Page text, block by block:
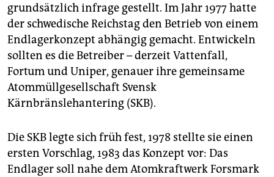
grundsätzlich infrage gestellt. Im Jahr 1977 hatte
der schwedische Reichstag den Betrieb von einem
Endlagerkonzept abhängig gemacht. Entwickeln
sollten es die Betreiber – derzeit Vattenfall,
Fortum und Uniper, genauer ihre gemeinsame
Atommüllgesellschaft Svensk
Kärnbränslehantering (SKB).
Die SKB legte sich früh fest, 1978 stellte sie einen
ersten Vorschlag, 1983 das Konzept vor: Das
Endlager soll nahe dem Atomkraftwerk Forsmark